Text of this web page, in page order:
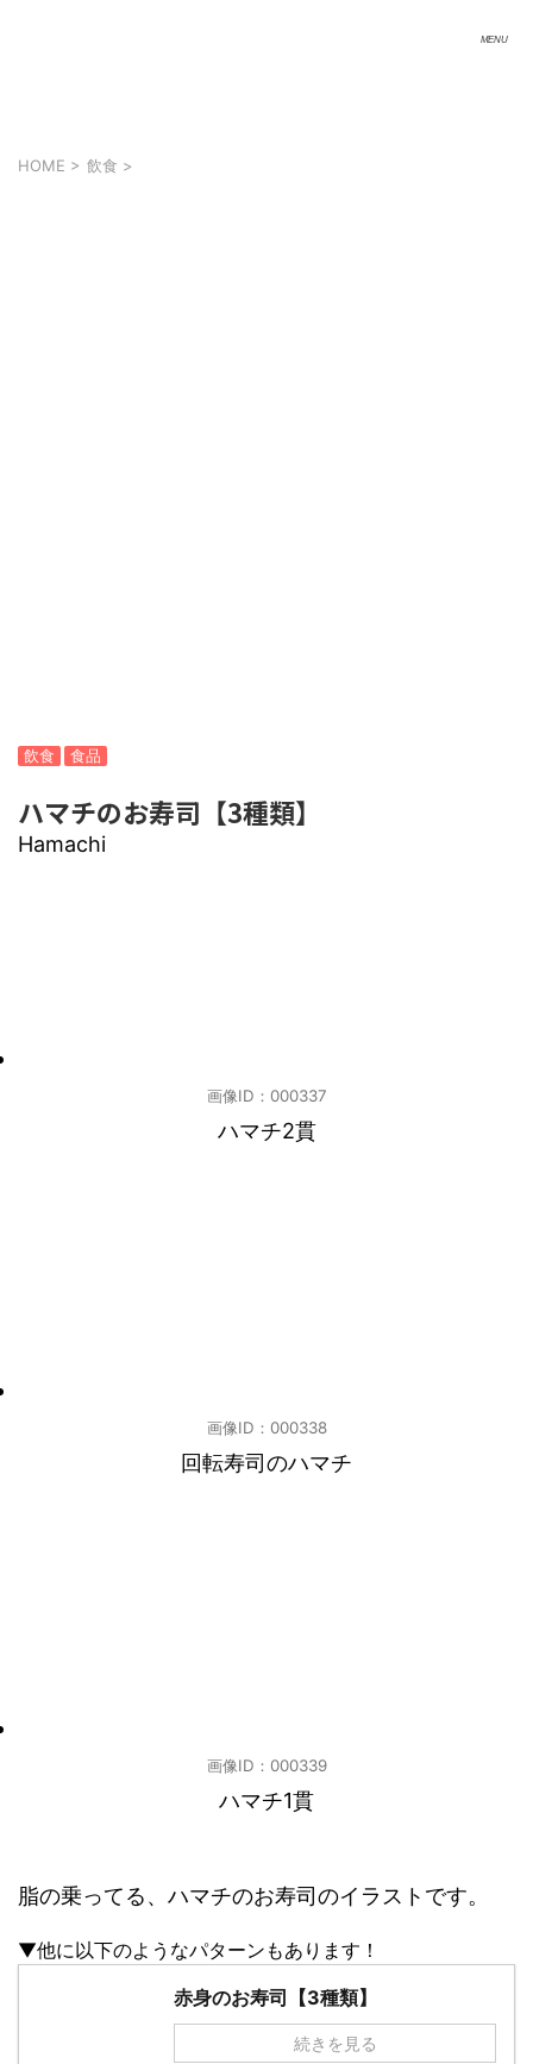
HOME > 飲食 >
飲食 食品
ハマチのお寿司【3種類】
Hamachi
画像ID：000337
ハマチ2貫
画像ID：000338
回転寿司のハマチ
画像ID：000339
ハマチ1貫
脂の乗ってる、ハマチのお寿司のイラストです。
▼他に以下のようなパターンもあります！
赤身のお寿司【3種類】
続きを見る